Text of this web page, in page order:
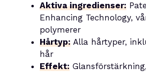
Aktiva ingredienser:
Enhancing Technology,
polymerer
Hårtyp: Alla hårtyper,
hår
Effekt: